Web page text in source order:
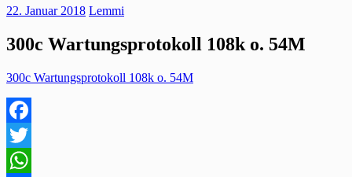
22. Januar 2018 Lemmi
300c Wartungsprotokoll 108k o. 54M
300c Wartungsprotokoll 108k o. 54M
Facebook
Twitter